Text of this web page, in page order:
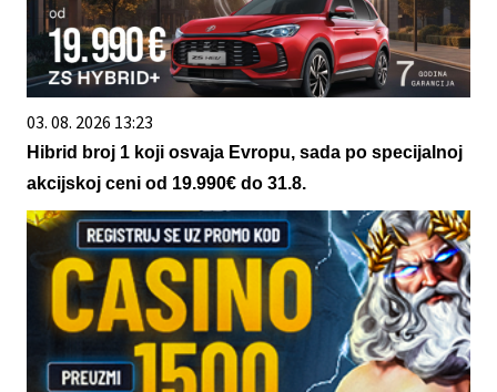
03. 08. 2026 13:23
Hibrid broj 1 koji osvaja Evropu, sada po specijalnoj
akcijskoj ceni od 19.990€ do 31.8.